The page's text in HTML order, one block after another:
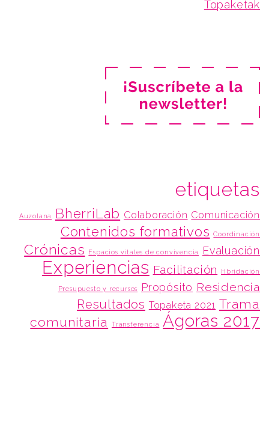
Topaketak
etiquetas
Auzolana BherriLab Colaboración Comunicación
Contenidos formativos Coordinación
Crónicas Espacios vitales de convivencia Evaluación
Experiencias Facilitación Hbridación
Presupuesto y recursos Propósito Residencia
Resultados Topaketa 2021 Trama
comunitaria
Transferencia Ágoras 2017